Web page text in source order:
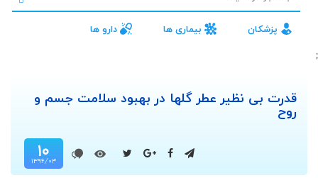
پزشکان بیماری ها دارو ها
;
قدرت بی نظیر عطر گلها در بهبود سلامت جسم و
روح
۱۰
۱۳۹۶/۰۳